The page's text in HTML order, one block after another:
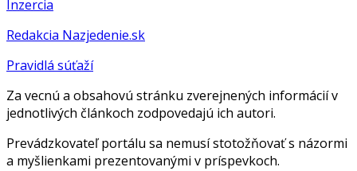
Inzercia
Redakcia Nazjedenie.sk
Pravidlá súťaží
Za vecnú a obsahovú stránku zverejnených informácií v
jednotlivých článkoch zodpovedajú ich autori.
Prevádzkovateľ portálu sa nemusí stotožňovať s názormi
a myšlienkami prezentovanými v príspevkoch.